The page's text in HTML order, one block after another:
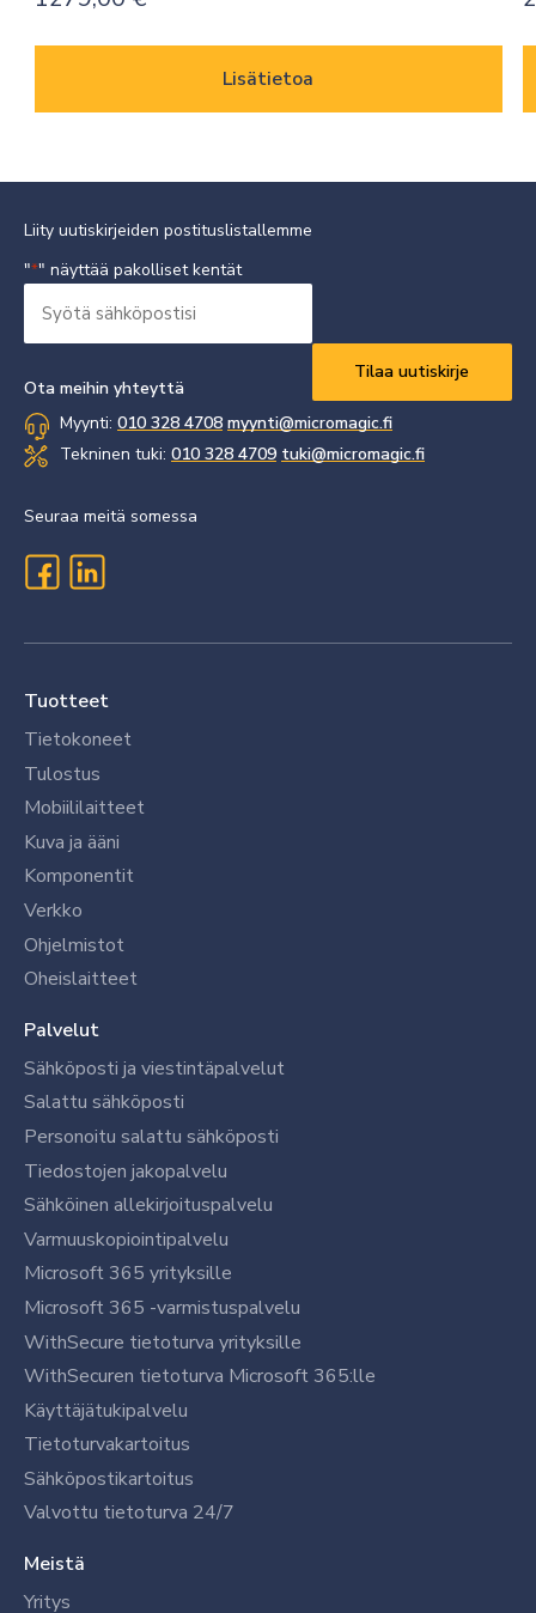
Lisätietoa
Liity uutiskirjeiden postituslistallemme
"*" näyttää pakolliset kentät
sähköpostisi
Ota meihin yhteyttä
Myynti: 010 328 4708 myynti@micromagic.fi
Tekninen tuki: 010 328 4709 tuki@micromagic.fi
Seuraa meitä somessa
Tuotteet
Tietokoneet
Tulostus
Mobiililaitteet
Kuva ja ääni
Komponentit
Verkko
Ohjelmistot
Oheislaitteet
Palvelut
Sähköposti ja viestintäpalvelut
Salattu sähköposti
Personoitu salattu sähköposti
Tiedostojen jakopalvelu
Sähköinen allekirjoituspalvelu
Varmuuskopiointipalvelu
Microsoft 365 yrityksille
Microsoft 365 -varmistuspalvelu
WithSecure tietoturva yrityksille
WithSecuren tietoturva Microsoft 365:lle
Käyttäjätukipalvelu
Tietoturvakartoitus
Sähköpostikartoitus
Valvottu tietoturva 24/7
Meistä
Yritys